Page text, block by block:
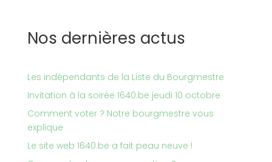
Nos dernières actus
Les indépendants de la Liste du Bourgmestre
Invitation à la soirée 1640.be jeudi 10 octobre
Comment voter ? Notre bourgmestre vous
explique
Le site web 1640.be a fait peau neuve !